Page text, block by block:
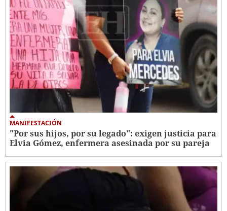
MANIFESTACIÓN
"Por sus hijos, por su legado": exigen justicia para
Elvia Gómez, enfermera asesinada por su pareja